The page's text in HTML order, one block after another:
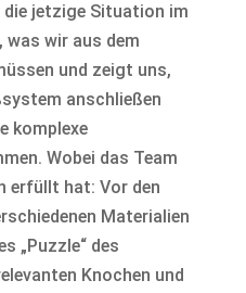
jetzige Situation im
was wir aus dem
und zeigt uns,
anschließen
komplexe
Wobei das Team
erfüllt hat: Vor den
Materialien
„Puzzle“ des
Knochen und